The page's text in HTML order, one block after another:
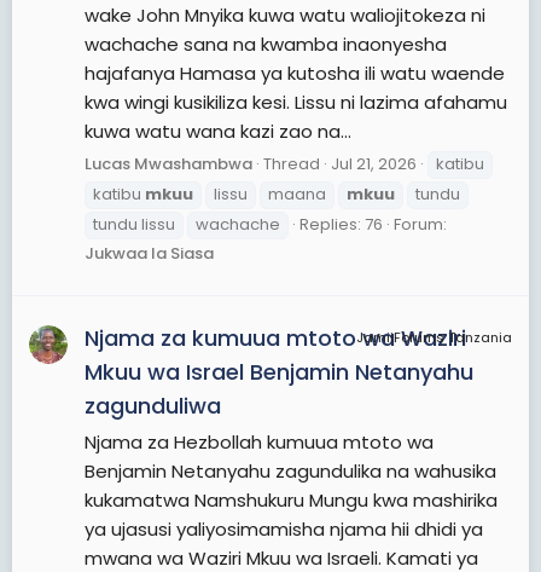
wake John Mnyika kuwa watu waliojitokeza ni
wachache sana na kwamba inaonyesha
hajafanya Hamasa ya kutosha ili watu waende
kwa wingi kusikiliza kesi. Lissu ni lazima afahamu
kuwa watu wana kazi zao na...
Lucas Mwashambwa Thread Jul 21, 2026
katibu
katibu mkuu lissu maana mkuu
tundu
tundu lissu
wachache Replies: 76 Forum:
Jukwaa la Siasa
JamiiForums Tanzania
Njama za kumuua mtoto wa Waziri
Mkuu wa Israel Benjamin Netanyahu
zagunduliwa
Njama za Hezbollah kumuua mtoto wa
Benjamin Netanyahu zagundulika na wahusika
kukamatwa Namshukuru Mungu kwa mashirika
ya ujasusi yaliyosimamisha njama hii dhidi ya
mwana wa Waziri Mkuu wa Israeli. Kamati ya